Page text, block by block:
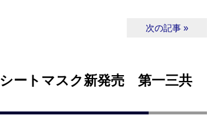
次の記事 »
シートマスク新発売 第一三共